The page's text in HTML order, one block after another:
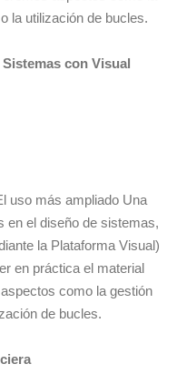
la utilización de bucles.
con Visual
uso más ampliado Una
el diseño de sistemas,
la Plataforma Visual)
en práctica el material
como la gestión
de bucles.